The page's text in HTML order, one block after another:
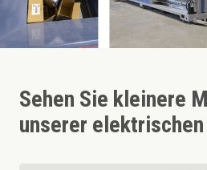
Sehen Sie kleinere
unserer